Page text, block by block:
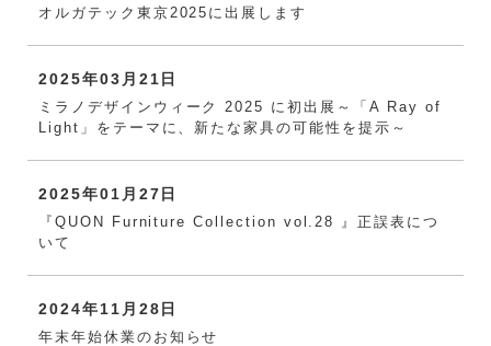
オルガテック東京2025に出展します
2025年03月21日
ミラノデザインウィーク 2025 に初出展～「A Ray of
Light」をテーマに、新たな家具の可能性を提示～
2025年01月27日
『QUON Furniture Collection vol.28 』正誤表につ
いて
2024年11月28日
年末年始休業のお知らせ